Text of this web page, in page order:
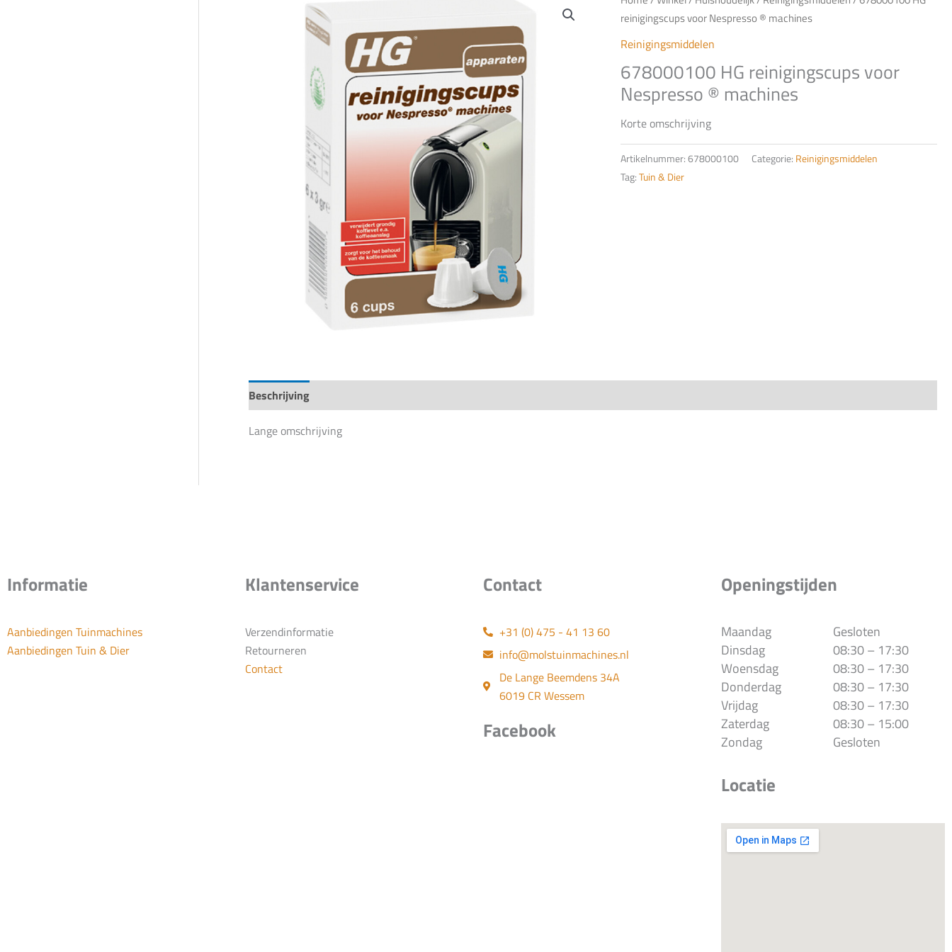
reinigingscups voor Nespresso ® machines
Reinigingsmiddelen
678000100 HG reinigingscups voor
Nespresso ® machines
Korte omschrijving
Artikelnummer:678000100 Categorie: Reinigingsmiddelen
Tag:Tuin & Dier
Beschrijving
Lange omschrijving
Informatie
Aanbiedingen Tuinmachines
Aanbiedingen Tuin & Dier
Klantenservice
Verzendinformatie
Retourneren
Contact
Contact
+31 (0) 475 - 41 13 60
info@molstuinmachines.nl
De Lange Beemdens 34A
6019 CR Wessem
Facebook
Openingstijden
Maandag
Dinsdag
Woensdag
Donderdag
Vrijdag
Zaterdag
Zondag
Gesloten
08:30 – 17:30
08:30 – 17:30
08:30 – 17:30
08:30 – 17:30
08:30 – 15:00
Gesloten
Locatie